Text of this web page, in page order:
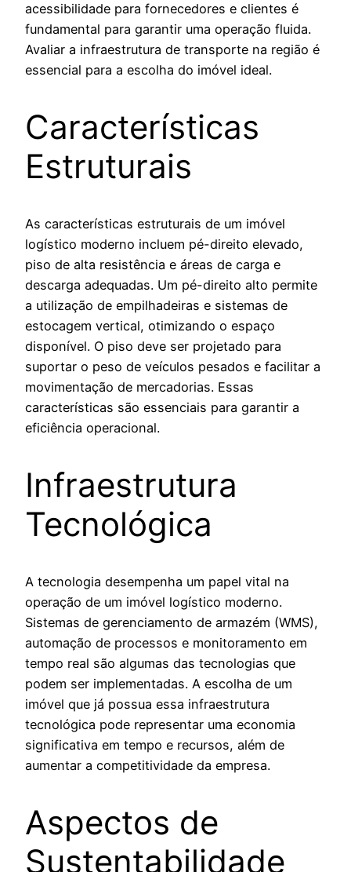
acessibilidade para fornecedores e clientes é
fundamental para garantir uma operação fluida.
Avaliar a infraestrutura de transporte na região é
essencial para a escolha do imóvel ideal.
Características
Estruturais
As características estruturais de um imóvel
logístico moderno incluem pé-direito elevado,
piso de alta resistência e áreas de carga e
descarga adequadas. Um pé-direito alto permite
a utilização de empilhadeiras e sistemas de
estocagem vertical, otimizando o espaço
disponível. O piso deve ser projetado para
suportar o peso de veículos pesados e facilitar a
movimentação de mercadorias. Essas
características são essenciais para garantir a
eficiência operacional.
Infraestrutura
Tecnológica
A tecnologia desempenha um papel vital na
operação de um imóvel logístico moderno.
Sistemas de gerenciamento de armazém (WMS),
automação de processos e monitoramento em
tempo real são algumas das tecnologias que
podem ser implementadas. A escolha de um
imóvel que já possua essa infraestrutura
tecnológica pode representar uma economia
significativa em tempo e recursos, além de
aumentar a competitividade da empresa.
Aspectos de
Sustentabilidade